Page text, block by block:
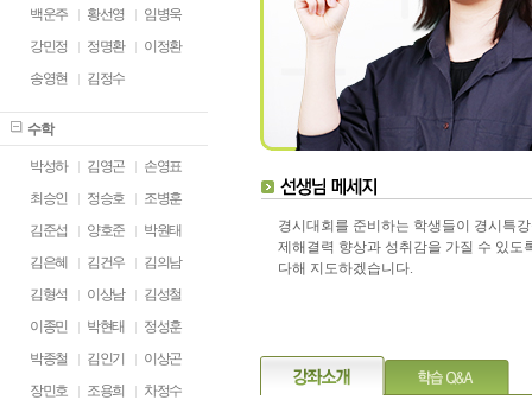
백운주
황선영
임병욱
강민정
정명환
이정환
송영현
김정수
수학
박성하 김영곤
손영표
최승인
정승호
조병훈
김준섭
양호준
박원태
김은혜
김건우
김의남
김형석
이상남
김성철
이종민
박현태
정성훈
박종철
김인기
이상곤
장민호
조용희
차정수
경시대회를 준비하는 학생들이 경시특
제해결력 향상과 성취감을 가질 수 있도
다해 지도하겠습니다.